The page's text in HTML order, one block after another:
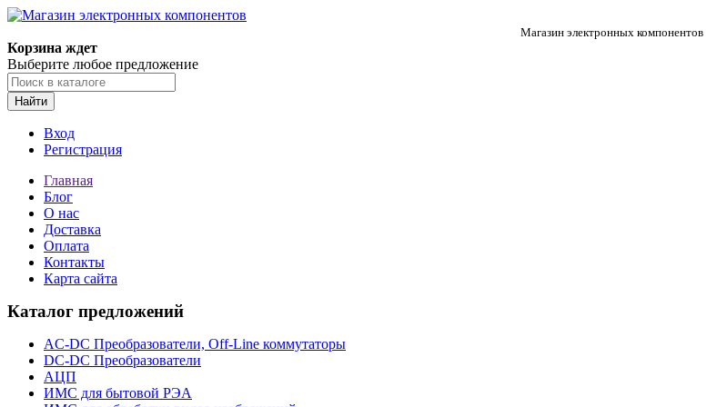
Магазин электронных компонентов
Корзина ждет
Выберите любое предложение
Найти
Вход
Регистрация
Главная
Блог
О нас
Доставка
Оплата
Контакты
Карта сайта
Каталог предложений
AC-DC Преобразователи, Off-Line коммутаторы
DC-DC Преобразователи
АЦП
ИМС для бытовой РЭА